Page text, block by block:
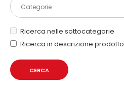
Ricerca nelle sottocategorie
Ricerca in descrizione prodotto